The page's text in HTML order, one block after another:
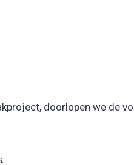
doorlopen we de